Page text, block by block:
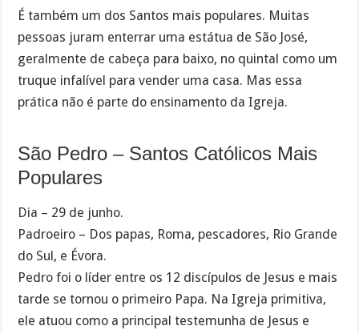
É também um dos Santos mais populares. Muitas
pessoas juram enterrar uma estátua de São José,
geralmente de cabeça para baixo, no quintal como um
truque infalível para vender uma casa. Mas essa
prática não é parte do ensinamento da Igreja.
São Pedro – Santos Católicos Mais
Populares
Dia – 29 de junho.
Padroeiro – Dos papas, Roma, pescadores, Rio Grande
do Sul, e Évora.
Pedro foi o líder entre os 12 discípulos de Jesus e mais
tarde se tornou o primeiro Papa. Na Igreja primitiva,
ele atuou como a principal testemunha de Jesus e